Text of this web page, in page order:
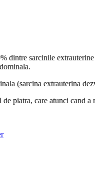
dintre sarcinile
(sarcina extrauterina
piatra, care atunci cand